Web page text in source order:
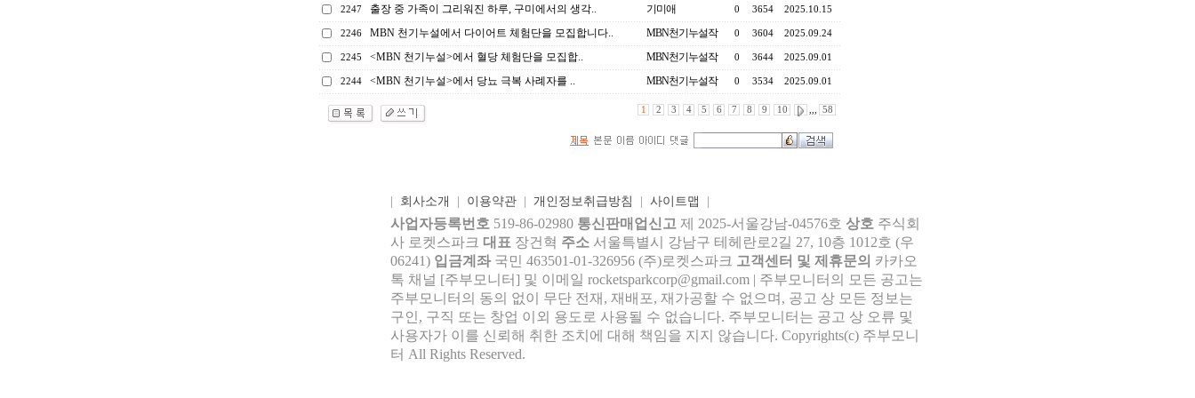
2247 출장 중 가족이 그리워진 하루, 구미에서의 생각.. 기미애 0 3654 2025.10.15
2246 MBN 천기누설에서 다이어트 체험단을 모집합니다.. MBN천기누설작 0 3604 2025.09.24
2245 <MBN 천기누설>에서 혈당 체험단을 모집합.. MBN천기누설작 0 3644 2025.09.01
2244 <MBN 천기누설>에서 당뇨 극복 사례자를 .. MBN천기누설작 0 3534 2025.09.01
1 2 3 4 5 6 7 8 9 10 ,,, 58
회사소개 이용약관| 개인정보취급방침 사이트맵
사업자등록번호 519-86-02980 통신판매업신고 제 2025-서울강남-04576호 상호 주식회
사 로켓스파크 대표 장건혁 주소 서울특별시 강남구 테헤란로2길 27, 10층 1012호 (우
06241) 입금계좌 국민 463501-01-326956 (주)로켓스파크 고객센터 및 제휴문의 카카오
톡 채널 [주부모니터] 및 이메일 rocketsparkcorp@gmail.com | 주부모니터의 모든 공고는
주부모니터의 동의 없이 무단 전재, 재배포, 재가공할 수 없으며, 공고 상 모든 정보는
구인, 구직 또는 창업 이외 용도로 사용될 수 없습니다. 주부모니터는 공고 상 오류 및
사용자가 이를 신뢰해 취한 조치에 대해 책임을 지지 않습니다. Copyrights(c) 주부모니
터 All Rights Reserved.